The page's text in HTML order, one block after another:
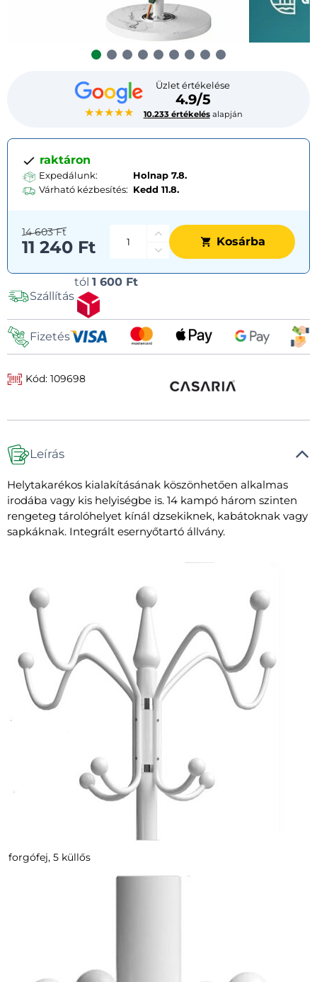
★★★★★
Üzlet értékelése
4.9/5
10.233 értékelésalapján
raktáron
Expedálunk:
Holnap 7.8.
Várható kézbesítés: Kedd 11.8.
11 240 Ft
14 603 Ft
Kosárba
Szállítás
tól 1 600 Ft
Fizetés
Kód: 109698
Leírás
Helytakarékos kialakításának köszönhetően alkalmas
irodába vagy kis helyiségbe is. 14 kampó három szinten
rengeteg tárolóhelyet kínál dzsekiknek, kabátoknak vagy
sapkáknak. Integrált esernyőtartó állvány.
forgófej, 5 küllős